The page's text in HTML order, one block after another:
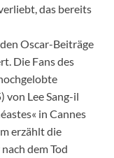
das bereits
Oscar-Beiträge
Die Fans des
von Lee Sang-il
in Cannes
erzählt die
dem Tod